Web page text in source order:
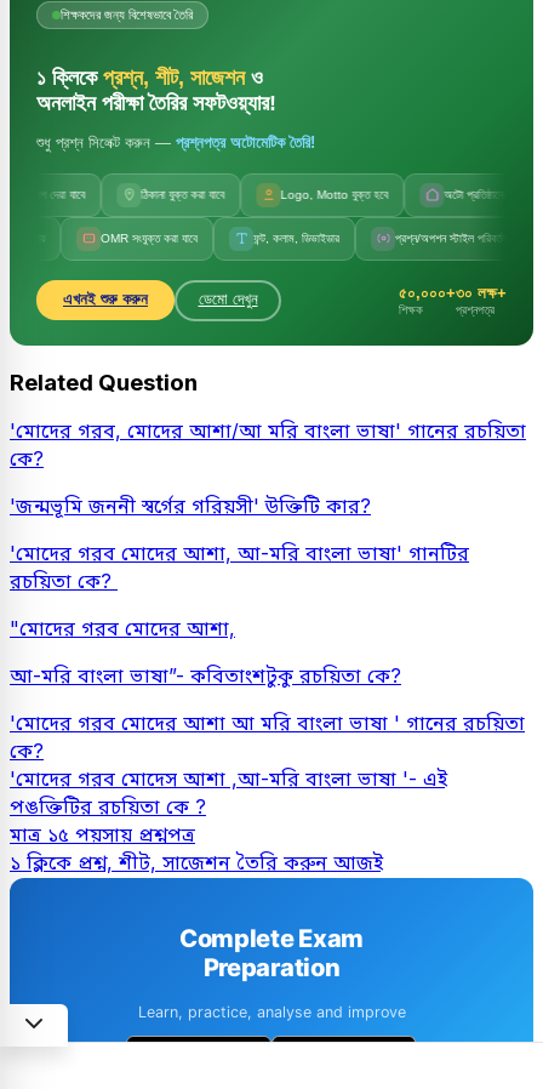
শিক্ষকদের জন্য বিশেষভাবে তৈরি
১ ক্লিকে প্রশ্ন, শীট, সাজেশনও
অনলাইন পরীক্ষা তৈরির সফটওয়্যার!
শুধু প্রশ্ন সিলেক্ট করুন — প্রশ্নপত্র অটোমেটিক তৈরি!
দেয়া যাবে ঠিকানা যুক্ত করা যাবে Logo, Motto যুক্ত হবে অটো প্রতিষ্ঠানের নাম
OMR সংযুক্ত করা যাবে ফন্ট, কলাম, ডিভাইডার প্রশ্ন/অপশন স্টাইল পরিবর্তন
এখনই শুরু করুন ডেমো দেখুন ৫০,০০০+
শিক্ষক
৩০ লক্ষ+
প্রশ্নপত্র
Related Question
'মোদের গরব, মোদের আশা/আ মরি বাংলা ভাষা' গানের রচয়িতা
কে?
'জন্মভূমি জননী স্বর্গের গরিয়সী' উক্তিটি কার?
'মোদের গরব মোদের আশা, আ-মরি বাংলা ভাষা' গানটির
রচয়িতা কে?
"মোদের গরব মোদের আশা,
আ-মরি বাংলা ভাষা”- কবিতাংশটুকু রচয়িতা কে?
'মোদের গরব মোদের আশা আ মরি বাংলা ভাষা ' গানের রচয়িতা
কে?
'মোদের গরব মোদেস আশা ,আ-মরি বাংলা ভাষা '- এই
পঙক্তিটির রচয়িতা কে ?
মাত্র ১৫ পয়সায় প্রশ্নপত্র
১ ক্লিকে প্রশ্ন, শীট, সাজেশন তৈরি করুন আজই
Complete Exam
Preparation
Learn, practice, analyse and improve